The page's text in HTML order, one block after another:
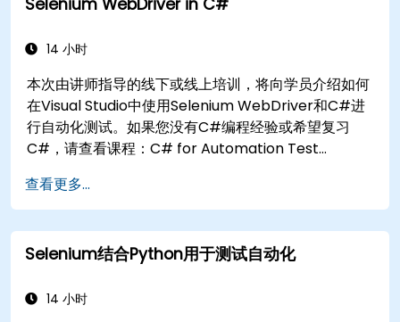
14 小时
本次由讲师指导的线下或线上培训，将向学员介绍如何
在Visual Studio中使用Selenium WebDriver和C#进
行自动化测试。如果您没有C#编程经验或希望复习
C#，请查看课程：C# for Automation Test
查看更多...
Selenium结合Python用于测试自动化
14 小时